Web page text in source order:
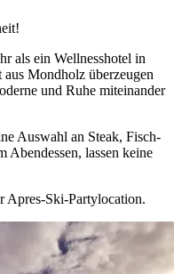
als ein Wellnesshotel in
Mondholz überzeugen
und Ruhe miteinander
Auswahl an Steak, Fisch-
Abendessen, lassen keine
Apres-Ski-Partylocation.